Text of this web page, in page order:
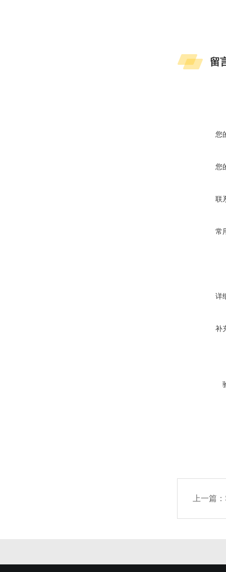
留
您
您
联
常
详
补
上一篇：